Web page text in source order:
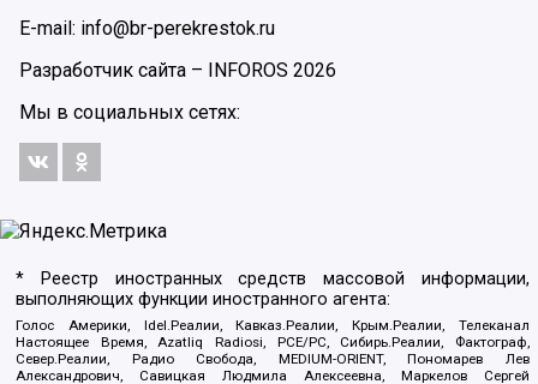
E-mail: info@br-perekrestok.ru
Разработчик сайта –
INFOROS 2026
Мы в социальных сетях:
* Реестр иностранных средств массовой информации,
выполняющих функции иностранного агента:
Голос Америки, Idel.Реалии, Кавказ.Реалии, Крым.Реалии, Телеканал
Настоящее Время, Azatliq Radiosi, PCE/PC, Сибирь.Реалии, Фактограф,
Север.Реалии, Радио Свобода, MEDIUM-ORIENT, Пономарев Лев
Александрович, Савицкая Людмила Алексеевна, Маркелов Сергей